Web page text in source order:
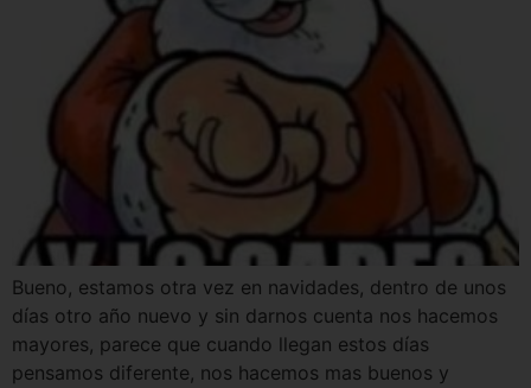
Bueno, estamos otra vez en navidades, dentro de unos
días otro año nuevo y sin darnos cuenta nos hacemos
mayores, parece que cuando llegan estos días
pensamos diferente, nos hacemos mas buenos y